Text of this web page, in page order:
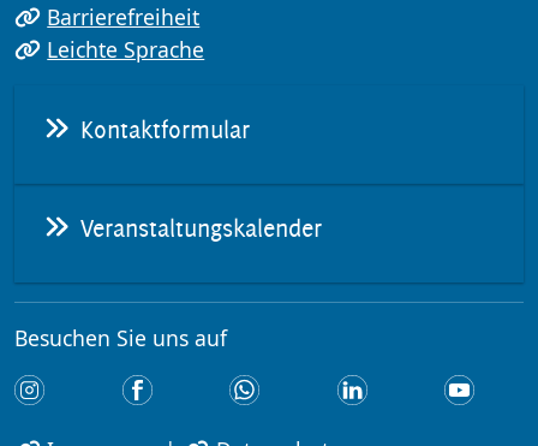
Barrierefreiheit
Leichte Sprache
Kontaktformular
Veranstaltungskalender
Besuchen Sie uns auf